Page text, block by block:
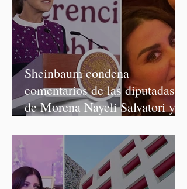
Sheinbaum condena
comentarios de las diputadas
de Morena Nayeli Salvatori y